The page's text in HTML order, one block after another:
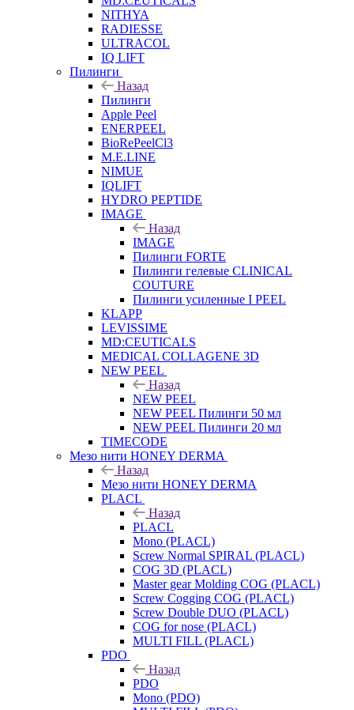
NITHYA
RADIESSE
ULTRACOL
IQ LIFT
Пилинги
Назад
Пилинги
Apple Peel
ENERPEEL
BioRePeelCl3
M.E.LINE
NIMUE
IQLIFT
HYDRO PEPTIDE
IMAGE
Назад
IMAGE
Пилинги FORTE
Пилинги гелевые CLINICAL
COUTURE
Пилинги усиленные I PEEL
KLAPP
LEVISSIME
MD:CEUTICALS
MEDICAL COLLAGENE 3D
NEW PEEL
Назад
NEW PEEL
NEW PEEL Пилинги 50 мл
NEW PEEL Пилинги 20 мл
TIMECODE
Мезо нити HONEY DERMA
Назад
Мезо нити HONEY DERMA
PLACL
Назад
PLACL
Mono (PLACL)
Screw Normal SPIRAL (PLACL)
COG 3D (PLACL)
Master gear Molding COG (PLACL)
Screw Cogging COG (PLACL)
Screw Double DUO (PLACL)
COG for nose (PLACL)
MULTI FILL (PLACL)
PDO
Назад
PDO
Mono (PDO)